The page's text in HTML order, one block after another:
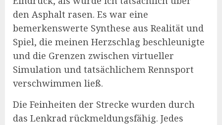
den Asphalt rasen. Es war eine
bemerkenswerte Synthese aus Realität und
Spiel, die meinen Herzschlag beschleunigte
und die Grenzen zwischen virtueller
Simulation und tatsächlichem Rennsport
verschwimmen ließ.
Die Feinheiten der Strecke wurden durch
das Lenkrad rückmeldungsfähig. Jedes